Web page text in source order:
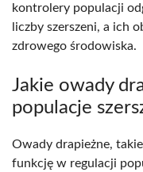
kontrolery populacji
liczby szerszeni, a ich
zdrowego środowiska.
Jakie owady
populacje
Owady drapieżne,
funkcję w regulacji